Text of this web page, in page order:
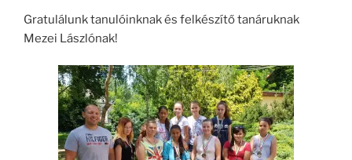
Gratulálunk tanulóinknak és felkészítő tanáruknak
Mezei Lászlónak!